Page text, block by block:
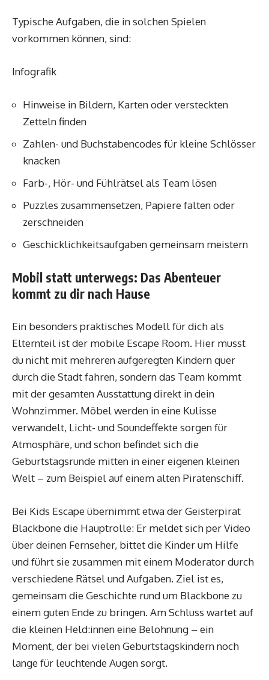
Typische Aufgaben, die in solchen Spielen
vorkommen können, sind:
Infografik
Hinweise in Bildern, Karten oder versteckten
Zetteln finden
Zahlen- und Buchstabencodes für kleine Schlösser
knacken
Farb-, Hör- und Fühlrätsel als Team lösen
Puzzles zusammensetzen, Papiere falten oder
zerschneiden
Geschicklichkeitsaufgaben gemeinsam meistern
Mobil statt unterwegs: Das Abenteuer
kommt zu dir nach Hause
Ein besonders praktisches Modell für dich als
Elternteil ist der mobile Escape Room. Hier musst
du nicht mit mehreren aufgeregten Kindern quer
durch die Stadt fahren, sondern das Team kommt
mit der gesamten Ausstattung direkt in dein
Wohnzimmer. Möbel werden in eine Kulisse
verwandelt, Licht- und Soundeffekte sorgen für
Atmosphäre, und schon befindet sich die
Geburtstagsrunde mitten in einer eigenen kleinen
Welt – zum Beispiel auf einem alten Piratenschiff.
Bei Kids Escape übernimmt etwa der Geisterpirat
Blackbone die Hauptrolle: Er meldet sich per Video
über deinen Fernseher, bittet die Kinder um Hilfe
und führt sie zusammen mit einem Moderator durch
verschiedene Rätsel und Aufgaben. Ziel ist es,
gemeinsam die Geschichte rund um Blackbone zu
einem guten Ende zu bringen. Am Schluss wartet auf
die kleinen Held:innen eine Belohnung – ein
Moment, der bei vielen Geburtstagskindern noch
lange für leuchtende Augen sorgt.